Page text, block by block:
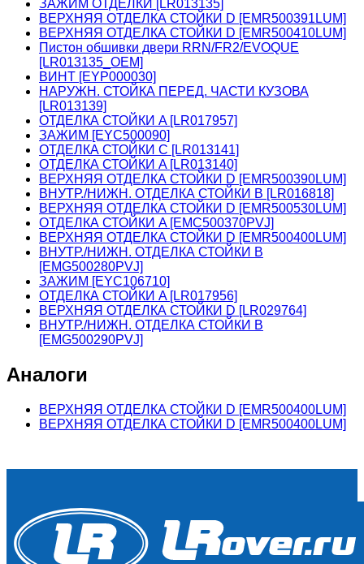
ЗАЖИМ ОТДЕЛКИ [LR013135]
ВЕРХНЯЯ ОТДЕЛКА СТОЙКИ D [EMR500391LUM]
ВЕРХНЯЯ ОТДЕЛКА СТОЙКИ D [EMR500410LUM]
Пистон обшивки двери RRN/FR2/EVOQUE
[LR013135_OEM]
ВИНТ [EYP000030]
НАРУЖН. СТОЙКА ПЕРЕД. ЧАСТИ КУЗОВА
[LR013139]
ОТДЕЛКА СТОЙКИ A [LR017957]
ЗАЖИМ [EYC500090]
ОТДЕЛКА СТОЙКИ C [LR013141]
ОТДЕЛКА СТОЙКИ A [LR013140]
ВЕРХНЯЯ ОТДЕЛКА СТОЙКИ D [EMR500390LUM]
ВНУТР./НИЖН. ОТДЕЛКА СТОЙКИ B [LR016818]
ВЕРХНЯЯ ОТДЕЛКА СТОЙКИ D [EMR500530LUM]
ОТДЕЛКА СТОЙКИ A [EMC500370PVJ]
ВЕРХНЯЯ ОТДЕЛКА СТОЙКИ D [EMR500400LUM]
ВНУТР./НИЖН. ОТДЕЛКА СТОЙКИ B
[EMG500280PVJ]
ЗАЖИМ [EYC106710]
ОТДЕЛКА СТОЙКИ A [LR017956]
ВЕРХНЯЯ ОТДЕЛКА СТОЙКИ D [LR029764]
ВНУТР./НИЖН. ОТДЕЛКА СТОЙКИ B
[EMG500290PVJ]
Аналоги
ВЕРХНЯЯ ОТДЕЛКА СТОЙКИ D [EMR500400LUM]
ВЕРХНЯЯ ОТДЕЛКА СТОЙКИ D [EMR500400LUM]